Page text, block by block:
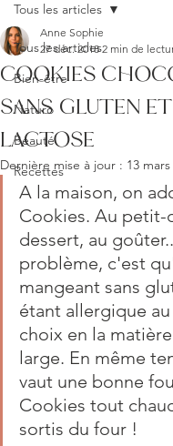
Tous les articles
Bien-être
Naturo
Beauté
Recettes
Tous les articles
COOKIES
SANS GLUTEN
LACTOSE
Anne Sophie
27 déc. 2018 2 min de
Dernière mise à jour : 13
A la maison, on
Cookies. Au petit-
dessert, au
problème, c'est
mangeant sans
étant allergique
choix en la
large. En même
vaut une bonne
Cookies tout
sortis du four !